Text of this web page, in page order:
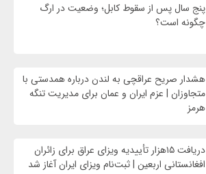
پنج سال پس از سقوط کابل؛ وضعیت در ارگ
چگونه است؟
هشدار صریح عراقچی به لندن درباره همدستی با
متجاوزان | عزم ایران و عمان برای مدیریت تنگه
هرمز
دریافت ۱۵هزار تأییدیه ویزای عراق برای زائران
افغانستانی اربعین | ثبت‌نام ویزای ایران آغاز شد